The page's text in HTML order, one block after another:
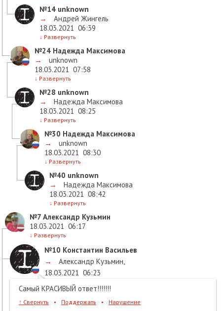
№14 unknown
→
Андрей Жингель
18.03.2021 06:39
↓ Развернуть
№24 Надежда Максимова
→
unknown
18.03.2021 07:58
↓ Развернуть
№28 unknown
→
Надежда Максимова
18.03.2021 08:25
↓ Развернуть
№30 Надежда Максимова
→
unknown
18.03.2021 08:30
↓ Развернуть
№40 unknown
→
Надежда Максимова
18.03.2021 08:42
↓ Развернуть
№7 Александр Кузьмин
18.03.2021 06:17
↓ Развернуть
№10 Константин Васильев
→
Александр Кузьмин,
18.03.2021 06:23
Самый КРАСИВЫЙ ответ!!!!!!!
↑ Свернуть • Поддержать • Нарушение